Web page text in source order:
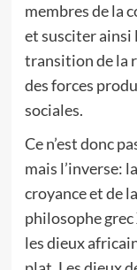
membres de la
et susciter ainsi
transition de la
des forces
sociales.
Ce n’est donc
mais l’inverse:
croyance et de
philosophe
les dieux